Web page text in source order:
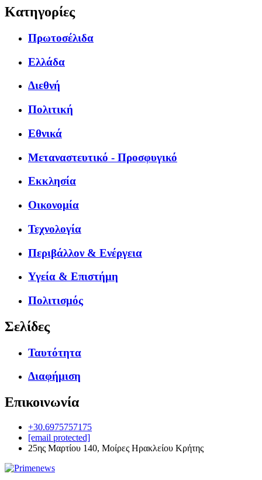
Κατηγορίες
Πρωτοσέλιδα
Ελλάδα
Διεθνή
Πολιτική
Εθνικά
Μεταναστευτικό - Προσφυγικό
Εκκλησία
Οικονομία
Τεχνολογία
Περιβάλλον & Ενέργεια
Υγεία & Επιστήμη
Πολιτισμός
Σελίδες
Ταυτότητα
Διαφήμιση
Επικοινωνία
+30.6975757175
[email protected]
25ης Μαρτίου 140, Μοίρες Ηρακλείου Κρήτης